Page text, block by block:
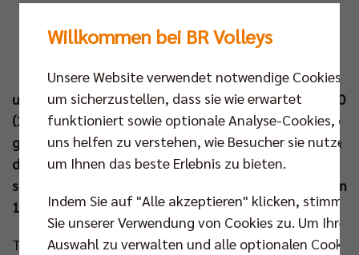
n ungewöhnlicher Formation feierte das BR
seinen siebten Sieg. Mit Aushilfsmittelblocker
und MVP Cody Kessel gewannen die Hauptstädter 3:0
(25:19, 25:16, 25:22) gegen den ASV Dachau. Damit
gelang dem Tabellenführer der Volleyball Bundesliga
die Generalprobe für das ebenso wichtige wie
schwierige Pokal-Halbfinale am Mittwoch (06. Dez um
19.30 Uhr) zuhause gegen die SVG Lüneburg.
Trainer Joel Banks musste gegen die junge,
Willkommen bei BR Volleys
Unsere Website verwendet notwendige Cookies,
um sicherzustellen, dass sie wie erwartet
funktioniert sowie optionale Analyse-Cookies, die
uns helfen zu verstehen, wie Besucher sie nutzen,
um Ihnen das beste Erlebnis zu bieten.
Indem Sie auf "Alle akzeptieren" klicken, stimmen
Sie unserer Verwendung von Cookies zu. Um Ihre
Auswahl zu verwalten und alle optionalen Cookies